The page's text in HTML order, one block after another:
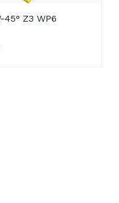
45° Z3 WP6